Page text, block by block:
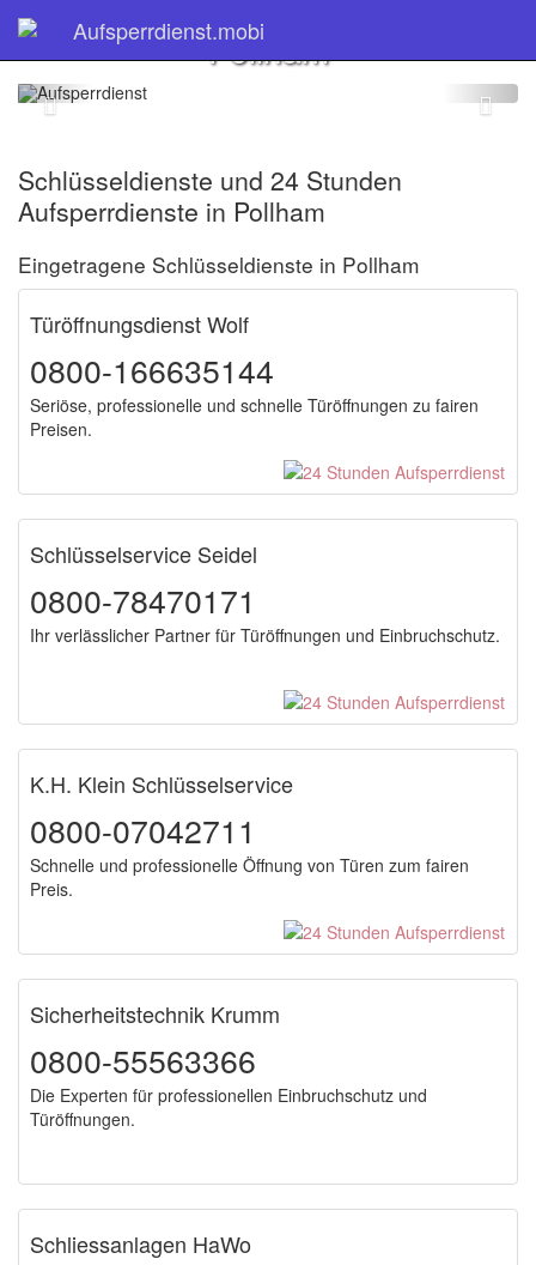
Aufsperrdienst.mobi
Schlüsseldienst
Pollham
Schlüsseldienste und 24 Stunden
Aufsperrdienste in Pollham
Eingetragene Schlüsseldienste in Pollham
Türöffnungsdienst Wolf
0800-166635144
Seriöse, professionelle und schnelle Türöffnungen zu fairen
Preisen.
Schlüsselservice Seidel
0800-78470171
Ihr verlässlicher Partner für Türöffnungen und Einbruchschutz.
K.H. Klein Schlüsselservice
0800-07042711
Schnelle und professionelle Öffnung von Türen zum fairen
Preis.
Sicherheitstechnik Krumm
0800-55563366
Die Experten für professionellen Einbruchschutz und
Türöffnungen.
Schliessanlagen HaWo